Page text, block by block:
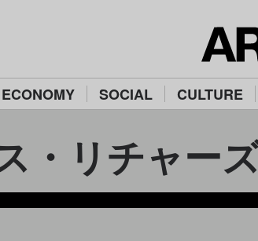
ECONOMY SOCIAL CULTURE
・リチャー